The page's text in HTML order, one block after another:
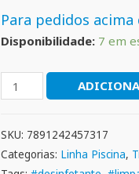
Para pedidos
Disponibilidade: 7 em
SKU: 7891242457317
Categorias: Linha Piscina,